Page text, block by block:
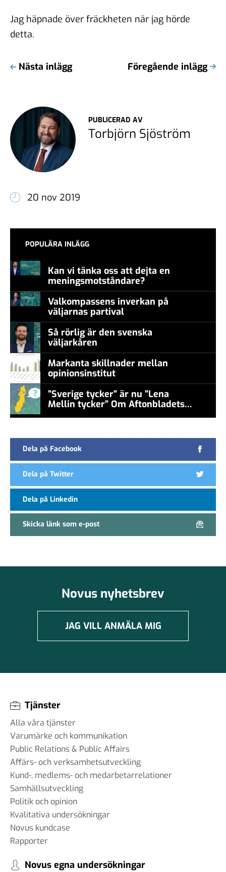
Jag häpnade över fräckheten när jag hörde
detta.
Nästa inlägg Föregående inlägg
PUBLICERAD AV
Torbjörn Sjöström
20 nov 2019
POPULÄRA INLÄGG
Kan vi tänka oss att dejta en
meningsmotståndare?
Valkompassens inverkan på
väljarnas partival
Så rörlig är den svenska
väljarkåren
Markanta skillnader mellan
opinionsinstitut
”Sverige tycker” är nu ”Lena
Mellin tycker” Om Aftonbladets
undersökningar
Dela på Facebook
Dela på Twitter
Dela på Linkedin
Skicka länk som e-post
Novus nyhetsbrev
JAG VILL ANMÄLA MIG
Tjänster
Alla våra tjänster
Varumärke och kommunikation
Public Relations & Public Affairs
Affärs- och verksamhetsutveckling
Kund-, medlems- och medarbetarrelationer
Samhällsutveckling
Politik och opinion
Kvalitativa undersökningar
Novus kundcase
Rapporter
Novus egna undersökningar